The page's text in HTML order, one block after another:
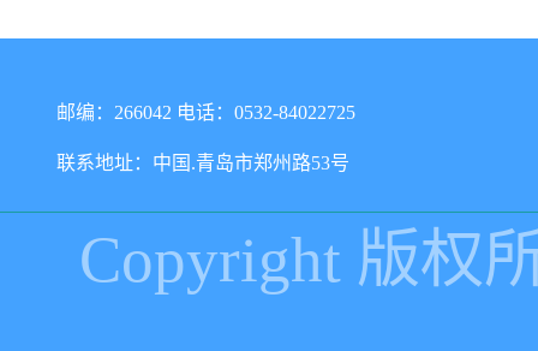
邮编：266042 电话：0532-84022725
联系地址：中国.青岛市郑州路53号
Copyright 版权